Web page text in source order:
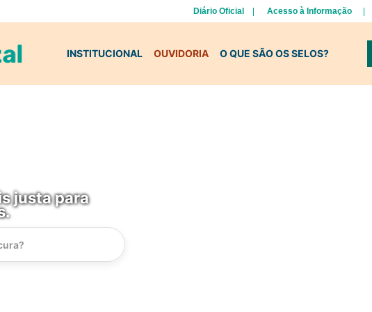
Diário Oficial Acesso à Informação
INSTITUCIONAL OUVIDORIA O QUE SÃO OS SELOS?
justa para